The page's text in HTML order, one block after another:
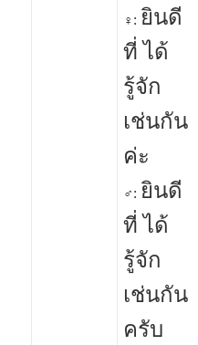
♀: ยินดี
ที่ ได้
รู้จัก
เช่นกัน
ค่ะ
♂: ยินดี
ที่ ได้
รู้จัก
เช่นกัน
ครับ